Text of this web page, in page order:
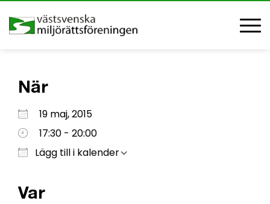
När
19 maj, 2015
17:30 - 20:00
Lägg till i kalender
Ladda ner ICS
Var